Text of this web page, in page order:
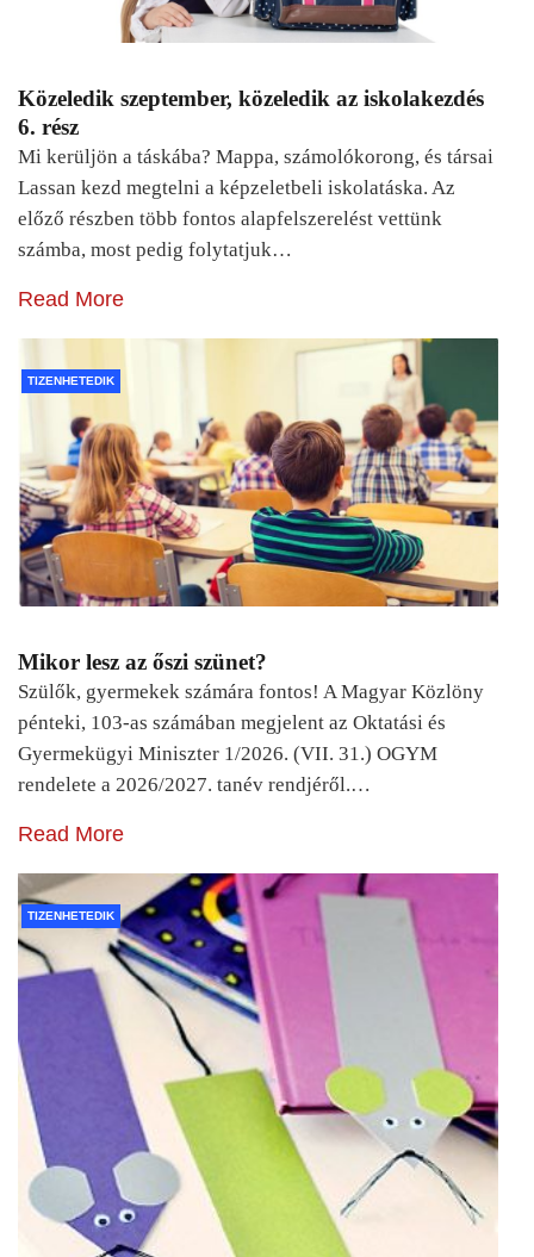
Közeledik szeptember, közeledik az iskolakezdés
6. rész
Mi kerüljön a táskába? Mappa, számolókorong, és társai
Lassan kezd megtelni a képzeletbeli iskolatáska. Az
előző részben több fontos alapfelszerelést vettünk
számba, most pedig folytatjuk…
Read More
TIZENHETEDIK
Mikor lesz az őszi szünet?
Szülők, gyermekek számára fontos! A Magyar Közlöny
pénteki, 103-as számában megjelent az Oktatási és
Gyermekügyi Miniszter 1/2026. (VII. 31.) OGYM
rendelete a 2026/2027. tanév rendjéről.…
Read More
TIZENHETEDIK